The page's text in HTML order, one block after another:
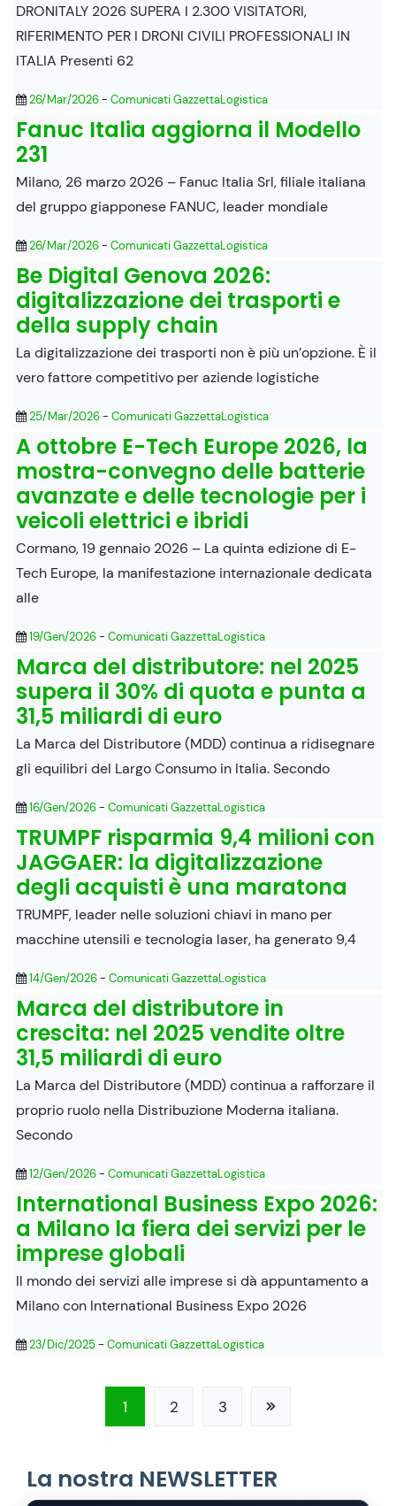
DRONITALY 2026 SUPERA I 2.300 VISITATORI,
RIFERIMENTO PER I DRONI CIVILI PROFESSIONALI IN
ITALIA Presenti 62
26/Mar/2026- Comunicati GazzettaLogistica
Fanuc Italia aggiorna il Modello
231
Milano, 26 marzo 2026 – Fanuc Italia Srl, filiale italiana
del gruppo giapponese FANUC, leader mondiale
26/Mar/2026- Comunicati GazzettaLogistica
Be Digital Genova 2026:
digitalizzazione dei trasporti e
della supply chain
La digitalizzazione dei trasporti non è più un’opzione. È il
vero fattore competitivo per aziende logistiche
25/Mar/2026- Comunicati GazzettaLogistica
A ottobre E-Tech Europe 2026, la
mostra-convegno delle batterie
avanzate e delle tecnologie per i
veicoli elettrici e ibridi
Cormano, 19 gennaio 2026 – La quinta edizione di E-
Tech Europe, la manifestazione internazionale dedicata
alle
19/Gen/2026- Comunicati GazzettaLogistica
Marca del distributore: nel 2025
supera il 30% di quota e punta a
31,5 miliardi di euro
La Marca del Distributore (MDD) continua a ridisegnare
gli equilibri del Largo Consumo in Italia. Secondo
16/Gen/2026- Comunicati GazzettaLogistica
TRUMPF risparmia 9,4 milioni con
JAGGAER: la digitalizzazione
degli acquisti è una maratona
TRUMPF, leader nelle soluzioni chiavi in mano per
macchine utensili e tecnologia laser, ha generato 9,4
14/Gen/2026- Comunicati GazzettaLogistica
Marca del distributore in
crescita: nel 2025 vendite oltre
31,5 miliardi di euro
La Marca del Distributore (MDD) continua a rafforzare il
proprio ruolo nella Distribuzione Moderna italiana.
Secondo
12/Gen/2026- Comunicati GazzettaLogistica
International Business Expo 2026:
a Milano la fiera dei servizi per le
imprese globali
Il mondo dei servizi alle imprese si dà appuntamento a
Milano con International Business Expo 2026
23/Dic/2025- Comunicati GazzettaLogistica
1 2 3
La nostra NEWSLETTER